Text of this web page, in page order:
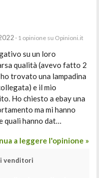
· 1 opinione su Opinioni.it
su un loro
qualità (avevo fatto 2
trovato una lampadina
e il mio
Ho chiesto a ebay una
ma mi hanno
quali hanno dat…
a leggere l'opinione »
venditori